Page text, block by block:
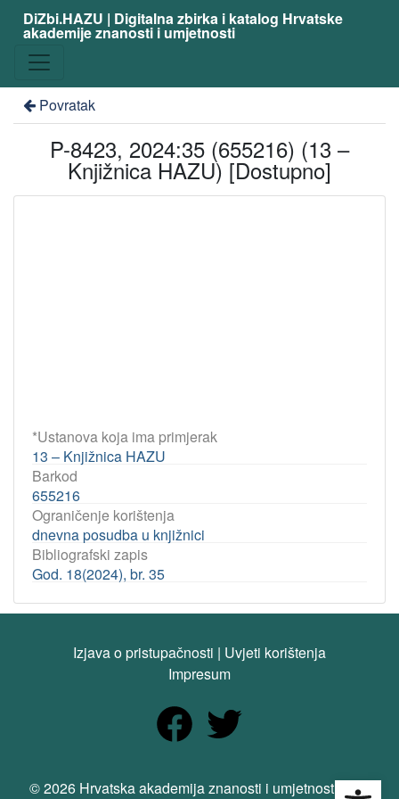
DiZbi.HAZU | Digitalna zbirka i katalog Hrvatske
akademije znanosti i umjetnosti
Povratak
P-8423, 2024:35 (655216) (13 –
Knjižnica HAZU) [Dostupno]
*Ustanova koja ima primjerak
13 – Knjižnica HAZU
Barkod
655216
Ograničenje korištenja
dnevna posudba u knjižnici
Bibliografski zapis
God. 18(2024), br. 35
Izjava o pristupačnosti | Uvjeti korištenja
Impresum
© 2026 Hrvatska akademija znanosti i umjetnosti. Sva